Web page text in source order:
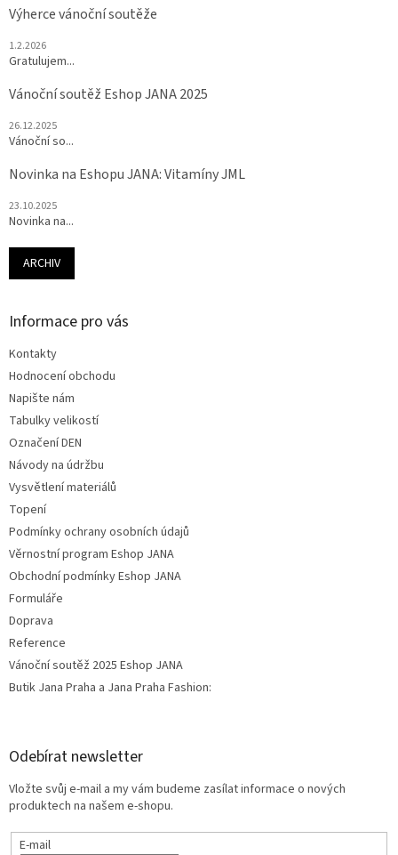
Výherce vánoční soutěže
1.2.2026
Gratulujem...
Vánoční soutěž Eshop JANA 2025
26.12.2025
Vánoční so...
Novinka na Eshopu JANA: Vitamíny JML
23.10.2025
Novinka na...
ARCHIV
Informace pro vás
Kontakty
Hodnocení obchodu
Napište nám
Tabulky velikostí
Označení DEN
Návody na údržbu
Vysvětlení materiálů
Topení
Podmínky ochrany osobních údajů
Věrnostní program Eshop JANA
Obchodní podmínky Eshop JANA
Formuláře
Doprava
Reference
Vánoční soutěž 2025 Eshop JANA
Butik Jana Praha a Jana Praha Fashion:
Odebírat newsletter
Vložte svůj e-mail a my vám budeme zasílat informace o nových
produktech na našem e-shopu.
E-mail